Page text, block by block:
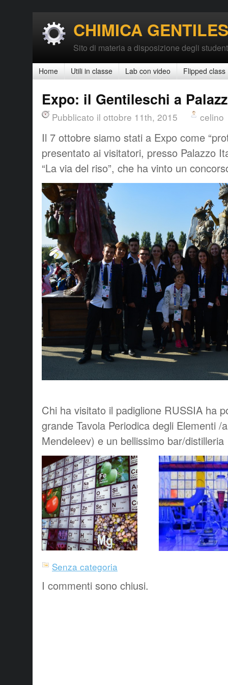
CHIMICA
Sito di materia a disposizione degli
Home Utili in classe Lab con video Flipped class
Expo: il Gentileschi a
Pubblicato il ottobre 11th, 2015 celino
Il 7 ottobre siamo stati a Expo come
presentato ai visitatori, presso Palazzo
“La via del riso”, che ha vinto un
Chi ha visitato il padiglione RUSSIA ha
grande Tavola Periodica degli Elementi /
Mendeleev) e un bellissimo bar/distilleria
Senza categoria
I commenti sono chiusi.